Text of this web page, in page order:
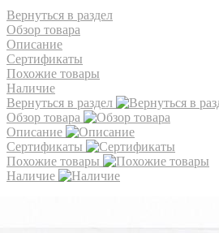
Вернуться в раздел
Обзор товара
Описание
Сертификаты
Похожие товары
Наличие
Вернуться в раздел
Обзор товара
Описание
Сертификаты
Похожие товары
Наличие